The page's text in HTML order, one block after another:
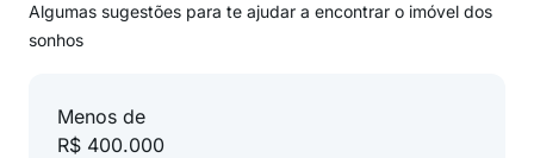
Algumas sugestões para te ajudar a encontrar o imóvel dos
sonhos
Menos de
R$ 400.000